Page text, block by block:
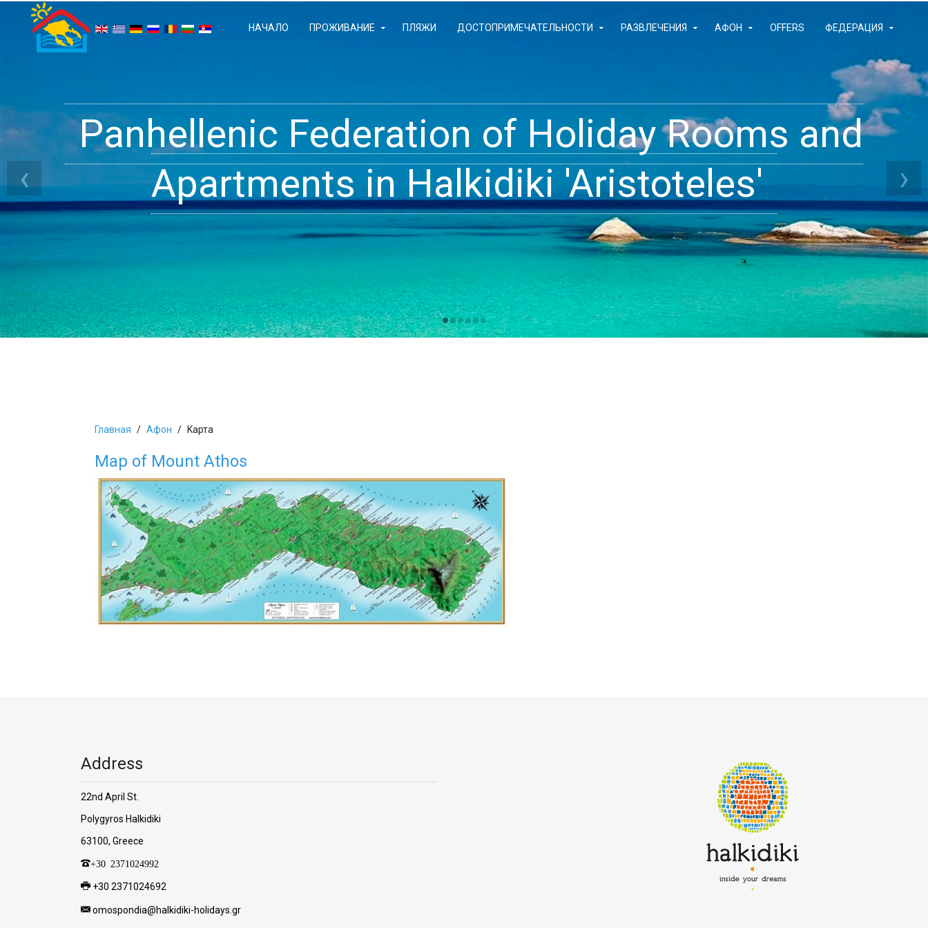
НАЧАЛО ПРОЖИВАНИЕ ΠЛЯЖИ ДОСТОПРИМЕЧАТЕЛЬНОСТИ РАЗВЛЕЧЕНИЯ АФОН OFFERS ФЕДЕРАЦИЯ
Panhellenic Federation of Holiday Rooms and
Apartments in Halkidiki 'Aristoteles'
Halkidiki - Rooms, Studios, Apartments
Get inside your Dreams
›
‹
Главная Афон Kарта
Map of Mount Athos
Address
22nd April St.
Polygyros Halkidiki
63100, Greece
+30 2371024992
+30 2371024692
omospondia@halkidiki-holidays.gr